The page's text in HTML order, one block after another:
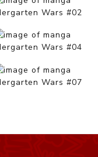
Wars #02
Wars #04
Wars #07